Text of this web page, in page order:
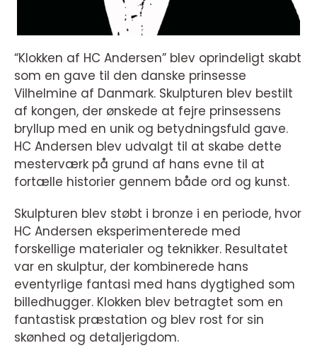
“Klokken af HC Andersen” blev oprindeligt skabt
som en gave til den danske prinsesse
Vilhelmine af Danmark. Skulpturen blev bestilt
af kongen, der ønskede at fejre prinsessens
bryllup med en unik og betydningsfuld gave.
HC Andersen blev udvalgt til at skabe dette
mesterværk på grund af hans evne til at
fortælle historier gennem både ord og kunst.
Skulpturen blev støbt i bronze i en periode, hvor
HC Andersen eksperimenterede med
forskellige materialer og teknikker. Resultatet
var en skulptur, der kombinerede hans
eventyrlige fantasi med hans dygtighed som
billedhugger. Klokken blev betragtet som en
fantastisk præstation og blev rost for sin
skønhed og detaljerigdom.